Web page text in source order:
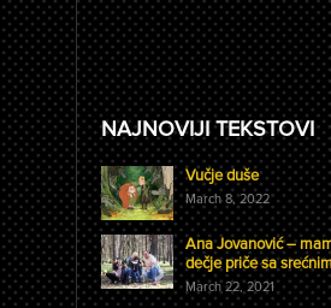
NAJNOVIJI TEKSTOVI
Vučje duše
March 8, 2022
Ana Jovanović –
dečje priče sa
March 22, 2021